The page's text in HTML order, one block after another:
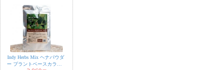
ゆかぱん様
これ、普通にリンスとして使ったりしていたのですが、
あんまり効果を感じなくて、しばらく使っていませんで
した。
ヘナ染めするときになんとなく思い出して大さじ三くら
い追加して入れて染めてみたら、今だかつてないくらい
Indy Herbs Mix ヘナパウダ
ー プラントベースカラー -